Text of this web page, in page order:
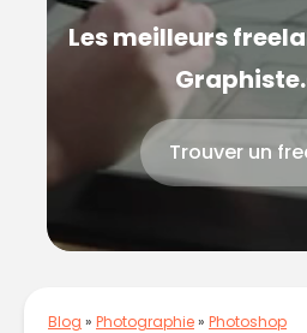
Les meilleurs
Trouver un
Blog » Photographie» Photoshop